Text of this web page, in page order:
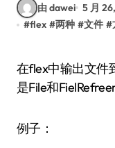
由 dawei 5 月
#flex #两种 #文件 #
在flex中输出文件到本地目前我用到两种方法，分别
是File和
例子：